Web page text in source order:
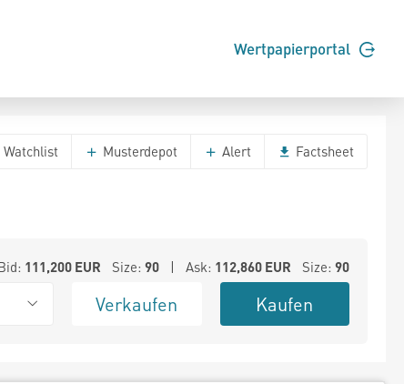
Wertpapierportal
Watchlist Musterdepot Alert Factsheet
111,200EUR Size: 90| Ask: 112,860EUR Size: 90
Verkaufen Kaufen